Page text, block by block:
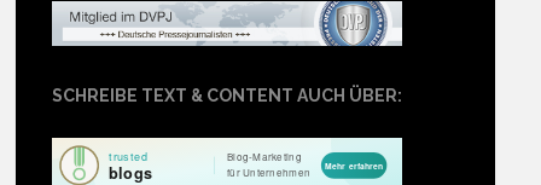
SCHREIBE TEXT & CONTENT AUCH ÜBER: